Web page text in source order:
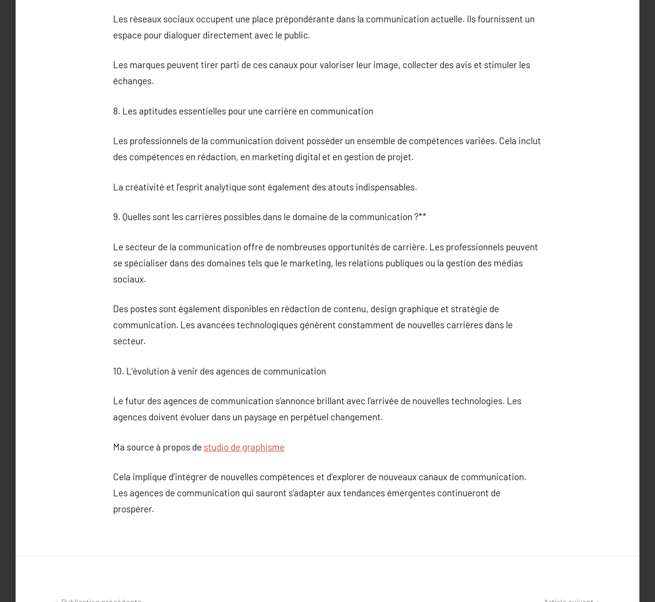
Les réseaux sociaux occupent une place prépondérante dans la communication actuelle. Ils fournissent un
espace pour dialoguer directement avec le public.
Les marques peuvent tirer parti de ces canaux pour valoriser leur image, collecter des avis et stimuler les
échanges.
8. Les aptitudes essentielles pour une carrière en communication
Les professionnels de la communication doivent posséder un ensemble de compétences variées. Cela inclut
des compétences en rédaction, en marketing digital et en gestion de projet.
La créativité et l’esprit analytique sont également des atouts indispensables.
9. Quelles sont les carrières possibles dans le domaine de la communication ?**
Le secteur de la communication offre de nombreuses opportunités de carrière. Les professionnels peuvent
se spécialiser dans des domaines tels que le marketing, les relations publiques ou la gestion des médias
sociaux.
Des postes sont également disponibles en rédaction de contenu, design graphique et stratégie de
communication. Les avancées technologiques génèrent constamment de nouvelles carrières dans le
secteur.
10. L’évolution à venir des agences de communication
Le futur des agences de communication s’annonce brillant avec l’arrivée de nouvelles technologies. Les
agences doivent évoluer dans un paysage en perpétuel changement.
Ma source à propos de studio de graphisme
Cela implique d’intégrer de nouvelles compétences et d’explorer de nouveaux canaux de communication.
Les agences de communication qui sauront s’adapter aux tendances émergentes continueront de
prospérer.